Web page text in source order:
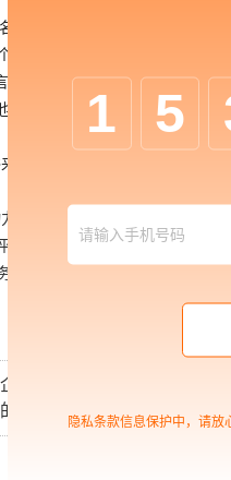
：超文本标记语言，即HTML（
页面都是一个HTML标签组成的
，ASP.net，PHP，JSP，ASP
就是说万维网是建立在超文本基
讲就是用来存储动态网站数据的
科技股份有限公司的高端子品
台的定制需求，帮助客户完成
，搭配专业优化团队为客户提供
业建站在网站
考虑
1 5
隐私条款信息保护中，请放